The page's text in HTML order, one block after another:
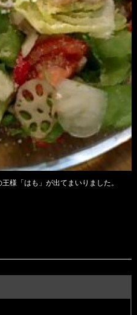
様「はも」が出てまいりました。